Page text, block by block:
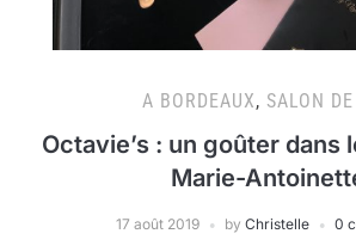
A BORDEAUX, SALON
Octavie’s : un goûter dans
Marie-
17 août 2019 by Christelle 0